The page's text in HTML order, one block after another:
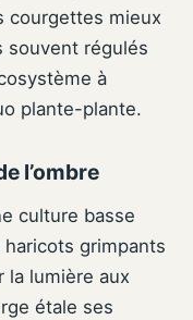
courgettes mieux
souvent régulés
à
plante-plante.
l’ombre
culture basse
grimpants
la lumière aux
étale ses